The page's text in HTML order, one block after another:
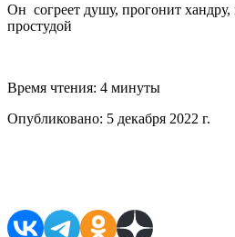
Он согреет душу, прогонит хандру,
простудой
Время чтения: 4 минуты
Опубликовано: 5 декабря 2022 г.